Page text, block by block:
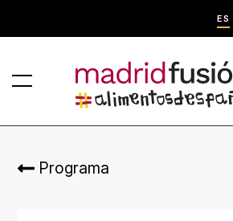
ES
Programa